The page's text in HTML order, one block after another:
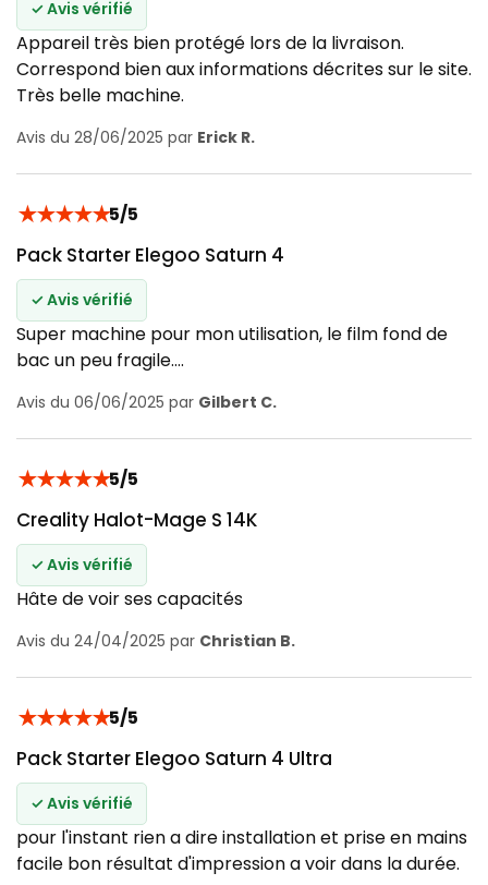
✓ Avis vérifié
Appareil très bien protégé lors de la livraison.
Correspond bien aux informations décrites sur le site.
Très belle machine.
Avis du 28/06/2025 par Erick R.
★★★★★5/5
Pack Starter Elegoo Saturn 4
✓ Avis vérifié
Super machine pour mon utilisation, le film fond de
bac un peu fragile....
Avis du 06/06/2025 par Gilbert C.
★★★★★5/5
Creality Halot-Mage S 14K
✓ Avis vérifié
Hâte de voir ses capacités
Avis du 24/04/2025 par Christian B.
★★★★★5/5
Pack Starter Elegoo Saturn 4 Ultra
✓ Avis vérifié
pour l'instant rien a dire installation et prise en mains
facile bon résultat d'impression a voir dans la durée.